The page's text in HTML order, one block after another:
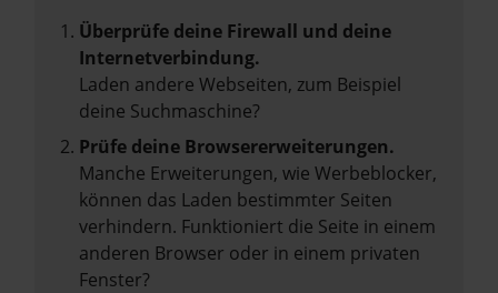
Überprüfe deine Firewall und deine
Internetverbindung.
Laden andere Webseiten, zum Beispiel
deine Suchmaschine?
Prüfe deine Browsererweiterungen.
Manche Erweiterungen, wie Werbeblocker,
können das Laden bestimmter Seiten
verhindern. Funktioniert die Seite in einem
anderen Browser oder in einem privaten
Fenster?